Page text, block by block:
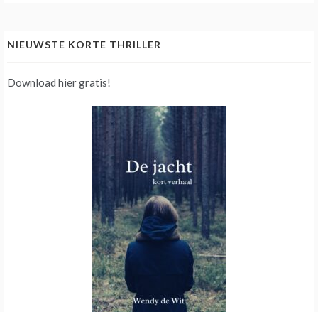
NIEUWSTE KORTE THRILLER
Download hier gratis!